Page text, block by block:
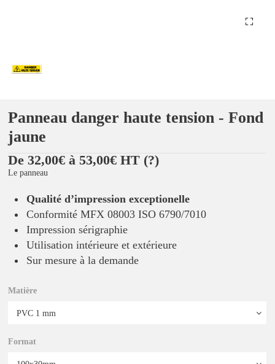
Panneau danger haute tension - Fond
jaune
De 32,00€ à 53,00€ HT (?)
Le panneau
Qualité d’impression exceptionelle
Conformité MFX 08003 ISO 6790/7010
Impression sérigraphie
Utilisation intérieure et extérieure
Sur mesure à la demande
Matière
Format